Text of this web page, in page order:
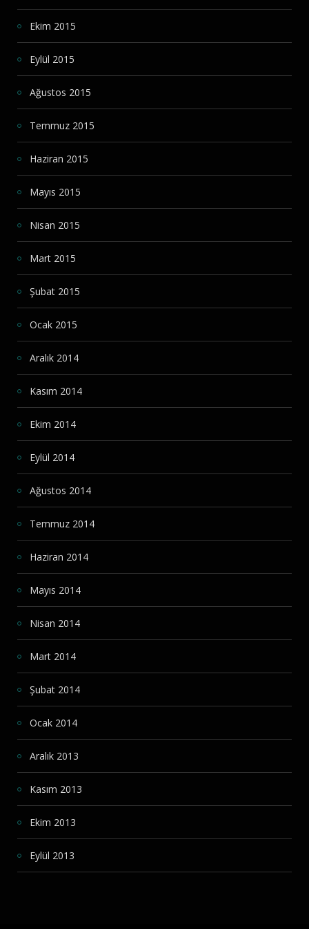
Ekim 2015
Eylül 2015
Ağustos 2015
Temmuz 2015
Haziran 2015
Mayıs 2015
Nisan 2015
Mart 2015
Şubat 2015
Ocak 2015
Aralık 2014
Kasım 2014
Ekim 2014
Eylül 2014
Ağustos 2014
Temmuz 2014
Haziran 2014
Mayıs 2014
Nisan 2014
Mart 2014
Şubat 2014
Ocak 2014
Aralık 2013
Kasım 2013
Ekim 2013
Eylül 2013